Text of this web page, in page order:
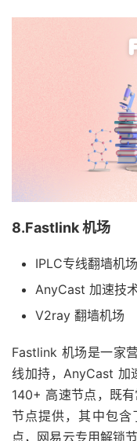
8.Fastlink 机场
IPLC专线翻墙机场
AnyCast 加速技
V2ray 翻墙机场
Fastlink 机场是一家
线加持，AnyCast 加
140+ 高速节点，既
节点提供，其中包
点，网易云专用解锁